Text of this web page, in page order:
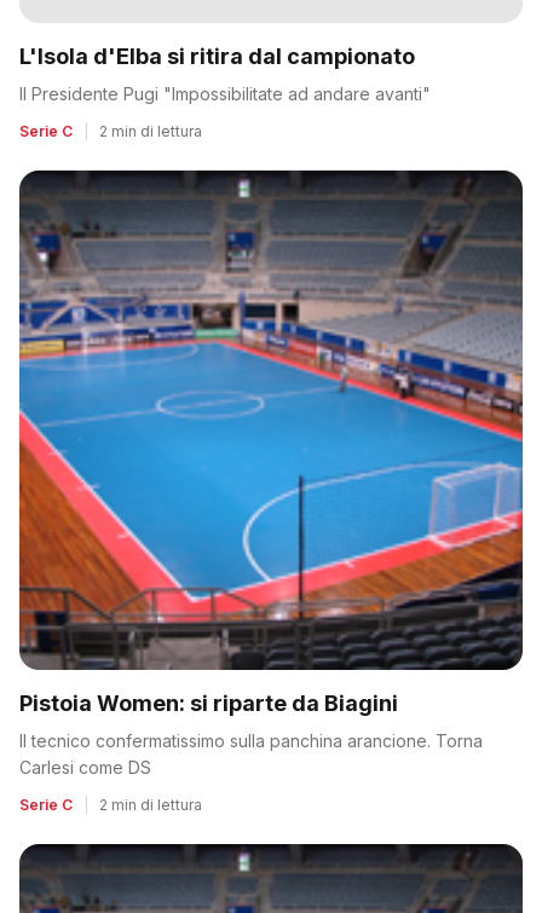
L'Isola d'Elba si ritira dal campionato
Il Presidente Pugi "Impossibilitate ad andare avanti"
Serie C 2 min di lettura
Pistoia Women: si riparte da Biagini
Il tecnico confermatissimo sulla panchina arancione. Torna
Carlesi come DS
Serie C 2 min di lettura